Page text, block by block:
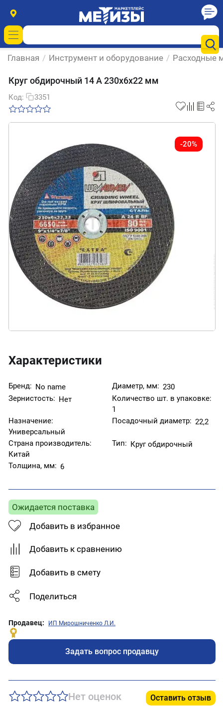
Главная / Инструмент и оборудование / Расходные
Круг обдирочный 14 А 230х6х22 мм
Код: 3351
-20%
Характеристики
Бренд: No name Диаметр, мм: 230
Зернистость: Нет
Количество шт. в упаковке:
1
Назначение:
Универсальный
Посадочный диаметр: 22,2
Страна производитель:
Китай
Тип: Круг обдирочный
Толщина, мм: 6
Ожидается поставка
Добавить в избранное
Добавить к сравнению
Добавить в смету
Поделиться
Продавец: ИП Мирошниченко Л.И.
Задать вопрос продавцу
Нет оценок Оставить отзыв